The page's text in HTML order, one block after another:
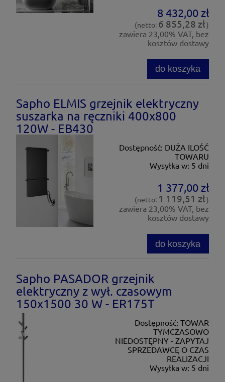
8 432,00 zł
(netto: 6 855,28 zł)
zawiera 23,00% VAT, bez
kosztów dostawy
do koszyka
Sapho ELMIS grzejnik elektryczny
suszarka na ręczniki 400x800
120W - EB430
Dostępność: DUŻA ILOŚĆ
TOWARU
Wysyłka w: 5 dni
1 377,00 zł
(netto: 1 119,51 zł)
zawiera 23,00% VAT, bez
kosztów dostawy
do koszyka
Sapho PASADOR grzejnik
elektryczny z wył. czasowym
150x1500 30 W - ER175T
Dostępność: TOWAR
TYMCZASOWO
NIEDOSTĘPNY - ZAPYTAJ
SPRZEDAWCĘ O CZAS
REALIZACJI
Wysyłka w: 5 dni